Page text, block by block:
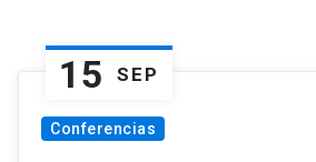
15 SEP
Conferencias